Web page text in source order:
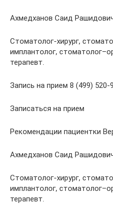
Ахмедханов Саид
Стоматолог-хирург,
имплантолог,
терапевт.
Запись на прием 8 (499) 520-
Записаться на прием
Рекомендации пациентки
Ахмедханов Саид
Стоматолог-хирург,
имплантолог,
терапевт.